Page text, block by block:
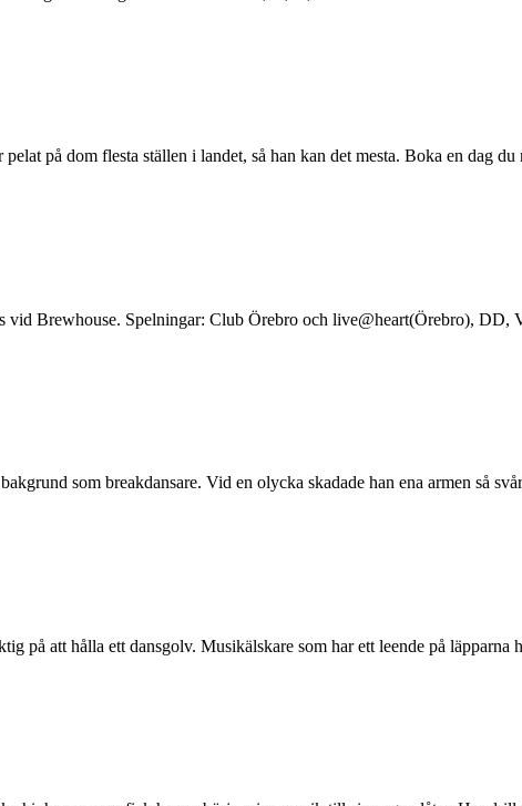
på dom flesta ställen i landet, så han kan det mesta. Boka en dag du
Brewhouse. Spelningar: Club Örebro och live@heart(Örebro), DD,
som breakdansare. Vid en olycka skadade han ena armen så
på att hålla ett dansgolv. Musikälskare som har ett leende på läpparna